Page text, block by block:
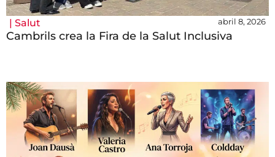
| Salut abril 8, 2026
Cambrils crea la Fira de la Salut Inclusiva